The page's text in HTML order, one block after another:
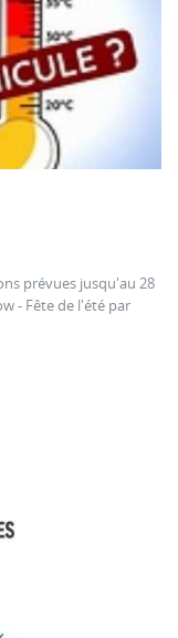
prévues jusqu'au 28
- Fête de l'été par